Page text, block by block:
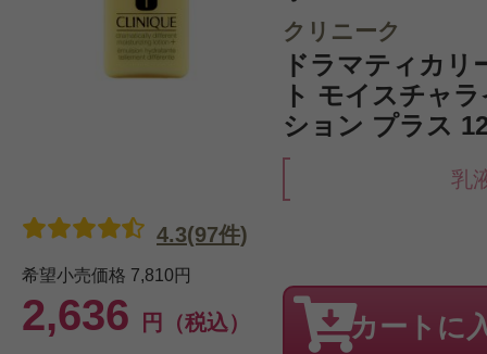
クリニーク
ドラマティカ
ト モイスチャ
ション プラス
乳
希望小売価格 7,810円
2,636 円（税込）
4.3(97件)
カートに